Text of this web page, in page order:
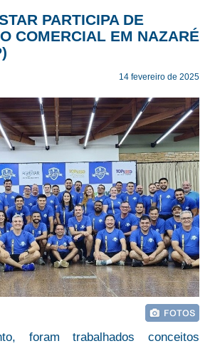
PARTICIPA DE
COMERCIAL EM NAZARÉ
14 fevereiro de 2025
foram trabalhados conceitos